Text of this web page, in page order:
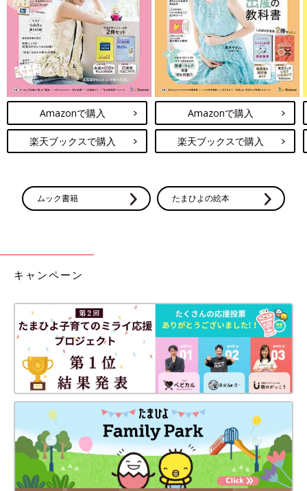
Amazonで購入
楽天ブックスで購入
Amazonで購入
楽天ブックスで購入
ムック書籍 たまひよの絵本
キャンペーン